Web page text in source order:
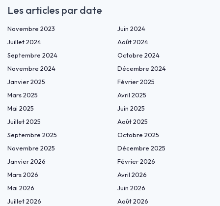
Les articles par date
Novembre 2023
Juin 2024
Juillet 2024
Août 2024
Septembre 2024
Octobre 2024
Novembre 2024
Décembre 2024
Janvier 2025
Février 2025
Mars 2025
Avril 2025
Mai 2025
Juin 2025
Juillet 2025
Août 2025
Septembre 2025
Octobre 2025
Novembre 2025
Décembre 2025
Janvier 2026
Février 2026
Mars 2026
Avril 2026
Mai 2026
Juin 2026
Juillet 2026
Août 2026